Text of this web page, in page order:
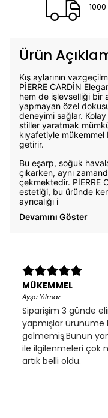
1000
Ürün
Kış aylarının
PİERRE CARDİN
hem de işlevselliği bir
yapmayan özel
deneyimi sağlar. Kolay
stiller yaratmak
kıyafetiyle
getirir.
Bu eşarp, soğuk
çıkarken, aynı
çekmektedir. PİERRE
estetiği, bu üründe
ayrıcalığı i
Devamını Göster
MÜKEMMEL
Ayşe Yılmaz
Siparişim 3 günde
yapmışlar ürünüme
gelmemiş.Bunun
ile ilgilenmeleri çok
artık belli oldu.